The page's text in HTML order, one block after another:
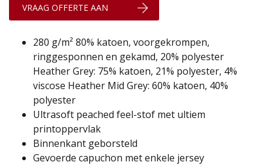
VRAAG OFFERTE AAN
280 g/m² 80% katoen, voorgekrompen,
ringgesponnen en gekamd, 20% polyester
Heather Grey: 75% katoen, 21% polyester, 4%
viscose Heather Mid Grey: 60% katoen, 40%
polyester
Ultrasoft peached feel-stof met ultiem
printoppervlak
Binnenkant geborsteld
Gevoerde capuchon met enkele jersey